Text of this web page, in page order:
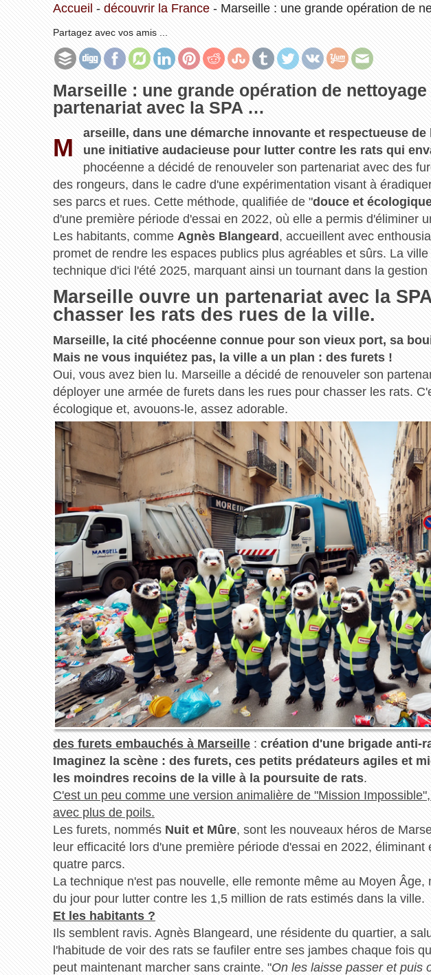
Accueil - découvrir la France- Marseille : une grande opération de
Partagez avec vos amis ...
Marseille : une grande opération de
partenariat avec la SPA …
M
arseille, dans une démarche innovante et respectueuse
une initiative audacieuse pour lutter contre les rats qui
phocéenne a décidé de renouveler son partenariat avec des
des rongeurs, dans le cadre d'une expérimentation visant à
ses parcs et rues. Cette méthode, qualifiée de "douce et
d'une première période d'essai en 2022, où elle a permis d'éliminer
Les habitants, comme Agnès Blangeard, accueillent avec
promet de rendre les espaces publics plus agréables et sûrs. La
technique d'ici l'été 2025, marquant ainsi un tournant dans la
Marseille ouvre un partenariat avec la
chasser les rats des rues de la ville.
Marseille, la cité phocéenne connue pour son vieux port, sa
Mais ne vous inquiétez pas, la ville a un plan : des furets !
Oui, vous avez bien lu. Marseille a décidé de renouveler son
déployer une armée de furets dans les rues pour chasser les rats.
écologique et, avouons-le, assez adorable.
des furets embauchés à Marseille: création d'une brigade anti-
Imaginez la scène : des furets, ces petits prédateurs agiles et
les moindres recoins de la ville à la poursuite de rats.
C'est un peu comme une version animalière de "Mission
avec plus de poils.
Les furets, nommés Nuit et Mûre, sont les nouveaux héros de
leur efficacité lors d'une première période d'essai en 2022, éliminant
quatre parcs.
La technique n'est pas nouvelle, elle remonte même au Moyen
du jour pour lutter contre les 1,5 million de rats estimés dans la ville.
Et les habitants ?
Ils semblent ravis. Agnès Blangeard, une résidente du quartier, a
l'habitude de voir des rats se faufiler entre ses jambes chaque fois
peut maintenant marcher sans crainte. "On les laisse passer et puis